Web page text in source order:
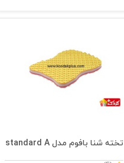
تخته شنا بافوم مدل standard A